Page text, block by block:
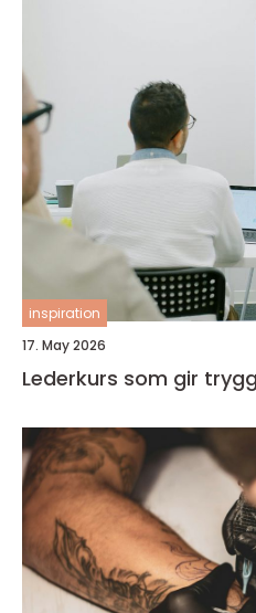
inspiration
17. May 2026
Lederkurs som gir